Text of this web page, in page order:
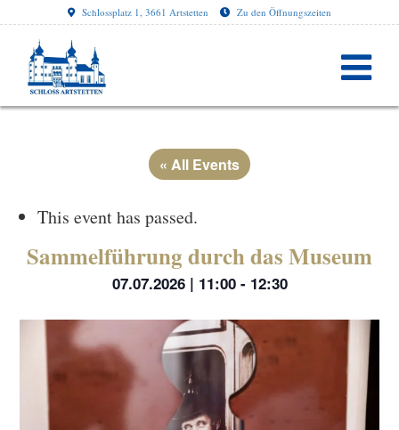
Schlossplatz 1, 3661 Artstetten Zu den Öffnungszeiten
« All Events
This event has passed.
Sammelführung durch das Museum
07.07.2026 | 11:00- 12:30